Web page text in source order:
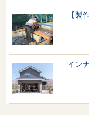
【製
イン